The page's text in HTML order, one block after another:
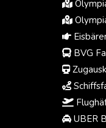
BVG
UBER